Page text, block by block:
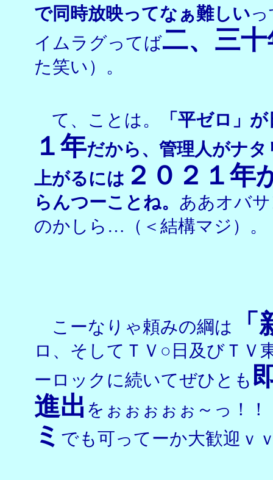
で同時放映ってなぁ難しい
イムラグってば二、三十
た笑い）。
て、ことは。 「平ゼロ」
１年だから、管理人がナ
上がるには ２０２１年
らんつーことね。 ああオバ
のかしら…（＜結構マジ）。
こーなりゃ頼みの綱は
ロ、そしてＴＶ○日及びＴ
ーロックに続いてぜひとも
進出 をぉぉぉぉぉ～っ！
ミ でも可ってーか大歓迎ｖ